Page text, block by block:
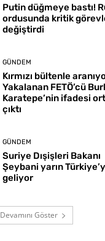
Putin düğmeye bastı!
ordusunda kritik
değiştirdi
GÜNDEM
Kırmızı bültenle
Yakalanan FETÖ’cü
Karatepe’nin ifadesi
çıktı
GÜNDEM
Suriye Dışişleri Bakanı
Şeybani yarın
geliyor
Devamını Göster